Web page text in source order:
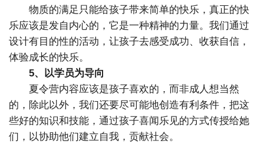
物质的满足只能给孩子带来简单的快乐，真正的快
乐应该是发自内心的，它是一种精神的力量。我们通过
设计有目的性的活动，让孩子去感受成功、收获自信，
体验成长的快乐。
5、以学员为导向
夏令营内容应该是孩子喜欢的，而非成人想当然
的，除此以外，我们还要尽可能地创造有利条件，把这
些好的知识和技能，通过孩子喜闻乐见的方式传授给她
们，以协助他们建立自我，贡献社会。